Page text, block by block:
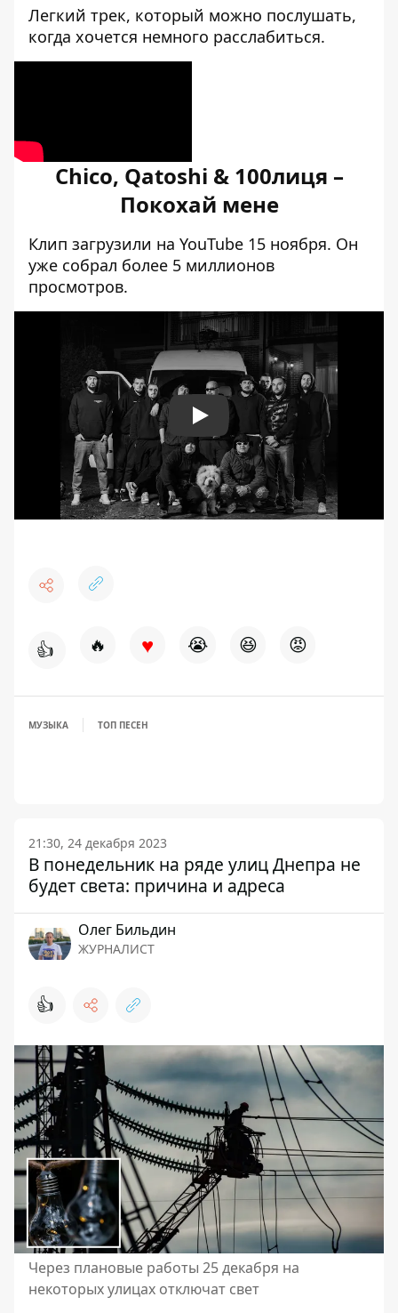
Легкий трек, который можно послушать,
когда хочется немного расслабиться.
Chico, Qatoshi & 100лиця –
Покохай мене
Клип загрузили на YouTube 15 ноября. Он
уже собрал более 5 миллионов
просмотров.
Play
👍 🔥 ♥ 😭 😆 😡
МУЗЫКА ТОП ПЕСЕН
21:30, 24 декабря 2023
В понедельник на ряде улиц Днепра не
будет света: причина и адреса
Олег Бильдин
ЖУРНАЛИСТ
👍
Через плановые работы 25 декабря на
некоторых улицах отключат свет